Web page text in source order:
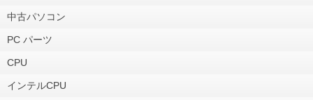
中古パソコン
PC パーツ
CPU
インテルCPU